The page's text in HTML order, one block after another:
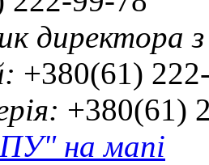
директора
+380(61)
+380(61)
на мапі